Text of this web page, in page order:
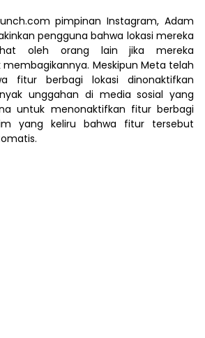
pimpinan Instagram, Adam
pengguna bahwa lokasi mereka
oleh orang lain jika mereka
Meskipun Meta telah
fitur berbagi lokasi dinonaktifkan
unggahan di media sosial yang
untuk menonaktifkan fitur berbagi
yang keliru bahwa fitur tersebut